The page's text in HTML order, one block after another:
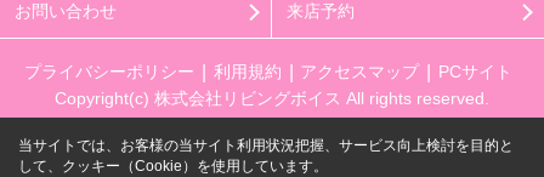
お問い合わせ 来店予約
プライバシーポリシー 利用規約 アクセスマップ
PCサイト
Copyright(c) 株式会社リビングボイス All rights reserved.
当サイトでは、お客様の当サイト利用状況把握、サービス向上検討を目的と
して、クッキー（Cookie）を使用しています。